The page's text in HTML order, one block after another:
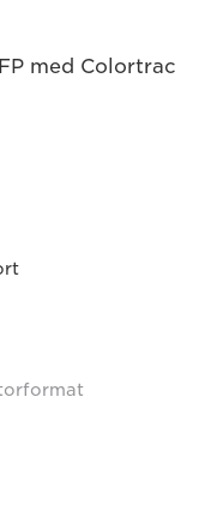
med Colortrac